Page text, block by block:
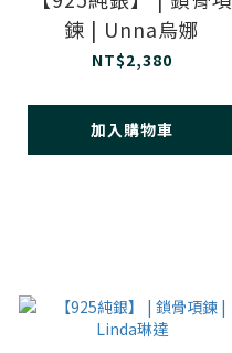
鍊 | Unna烏娜
NT$2,380
加入購物車